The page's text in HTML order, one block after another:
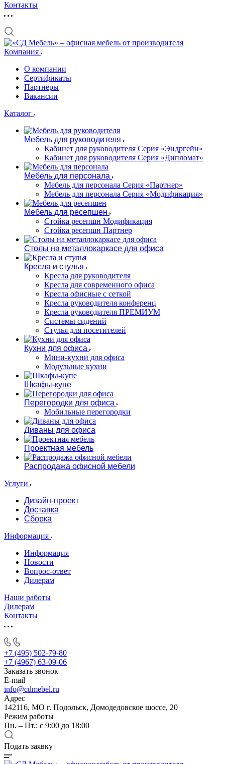
Контакты
Компания
О компании
Сертификаты
Партнеры
Вакансии
Каталог
Мебель для руководителя
Кабинет для руководителя Серия «Эндргейн»
Кабинет для руководителя Серия «Дипломат»
Мебель для персонала
Мебель для персонала Серия «Партнер»
Мебель для персонала Серия «Модификация»
Мебель для ресепшен
Стойка ресепшн Модификация
Стойка ресепшн Партнер
Столы на металлокаркасе для офиса
Кресла и стулья
Кресла для руководителя
Кресла для современного офиса
Кресла офисные с сеткой
Кресла руководителя конференц
Кресла руководителя ПРЕМИУМ
Системы сидений
Стулья для посетителей
Кухни для офиса
Мини-кухни для офиса
Модульные кухни
Шкафы-купе
Перегородки для офиса
Мобильные перегородки
Диваны для офиса
Проектная мебель
Распродажа офисной мебели
Услуги
Дизайн-проект
Доставка
Сборка
Информация
Информация
Новости
Вопрос-ответ
Дилерам
Наши работы
Дилерам
Контакты
+7 (495) 502-79-80
+7 (4967) 63-09-06
Заказать звонок
E-mail
info@cdmebel.ru
Адрес
142116, МО г. Подольск, Домодедовское шоссе, 20
Режим работы
Пн. – Пт.: с 9:00 до 18:00
Подать заявку